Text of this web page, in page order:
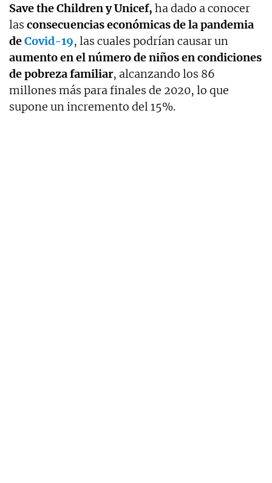
Save the Children y Unicef, ha dado a conocer
las consecuencias económicas de la pandemia
deCovid-19, las cuales podrían causar un
aumento en el número de niños en condiciones
de pobreza familiar, alcanzando los 86
millones más para finales de 2020, lo que
supone un incremento del 15%.